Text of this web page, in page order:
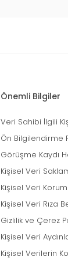
Önemli Bilgiler
Veri Sahibi İlgili
Ön Bilgilendirme
Görüşme Kaydı
Kişisel Veri
Kişisel Veri
Kişisel Veri Rıza
Gizlilik ve Çerez
Kişisel Veri
Kişisel Verilerin